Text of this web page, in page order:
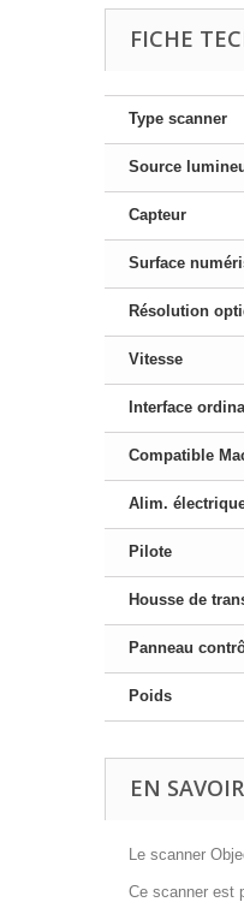
FICHE
Type scanner
Source
Capteur
Surface
Résolution
Vitesse
Interface
Compatible
Alim.
Pilote
Housse de
Panneau
Poids
EN
Le scanner
Ce scanner est